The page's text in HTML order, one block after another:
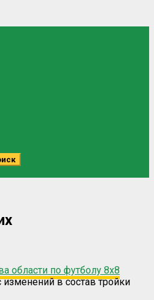
области по футболу 8х8
в состав тройки